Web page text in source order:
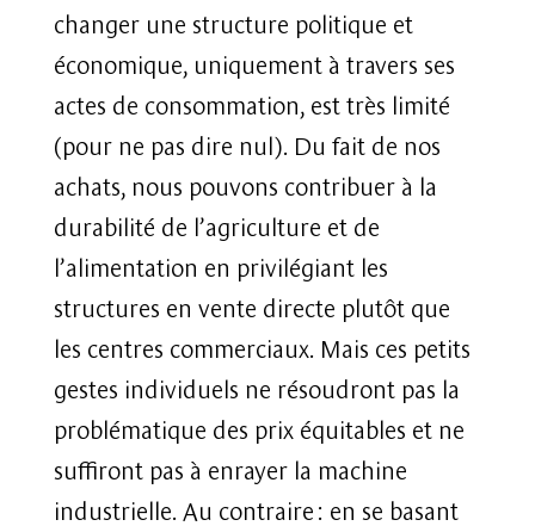
changer une structure politique et
économique, uniquement à travers ses
actes de consommation, est très limité
(pour ne pas dire nul). Du fait de nos
achats, nous pouvons contribuer à la
durabilité de l’agriculture et de
l’alimentation en privilégiant les
structures en vente directe plutôt que
les centres commerciaux. Mais ces petits
gestes individuels ne résoudront pas la
problématique des prix équitables et ne
suffiront pas à enrayer la machine
industrielle. Au contraire : en se basant